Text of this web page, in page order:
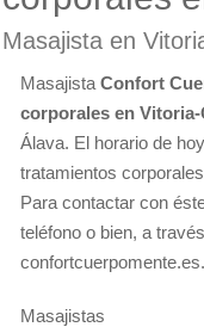
Masajista en
Masajista Confort
corporales en Vitoria-
Álava. El horario de
tratamientos
Para contactar con
teléfono o bien, a
confortcuerpomente.es.
Masajistas